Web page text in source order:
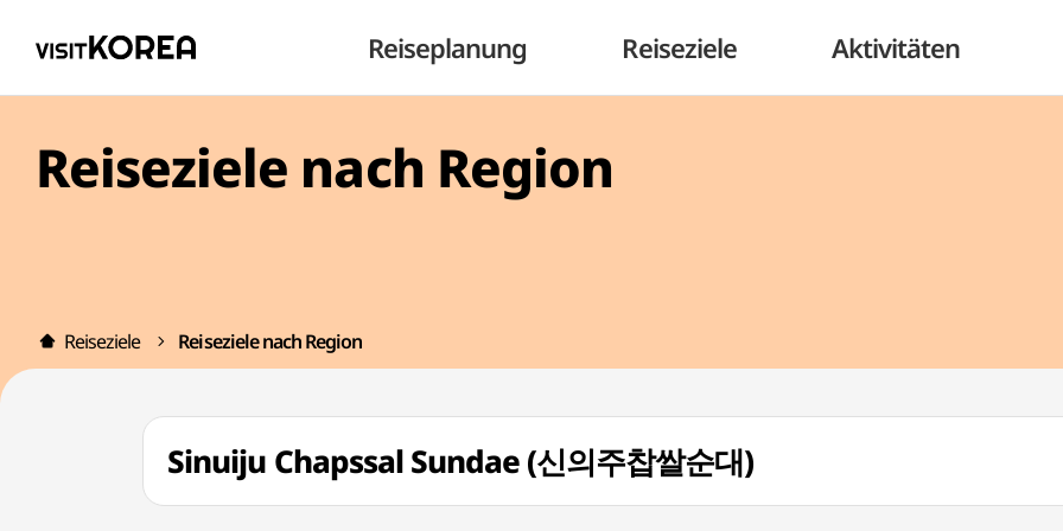
Reiseplanung Reiseziele Aktivitäten
Reiseziele nach Region
Reiseziele Reiseziele nach Region
Sinuiju Chapssal Sundae (신의주찹쌀순대)